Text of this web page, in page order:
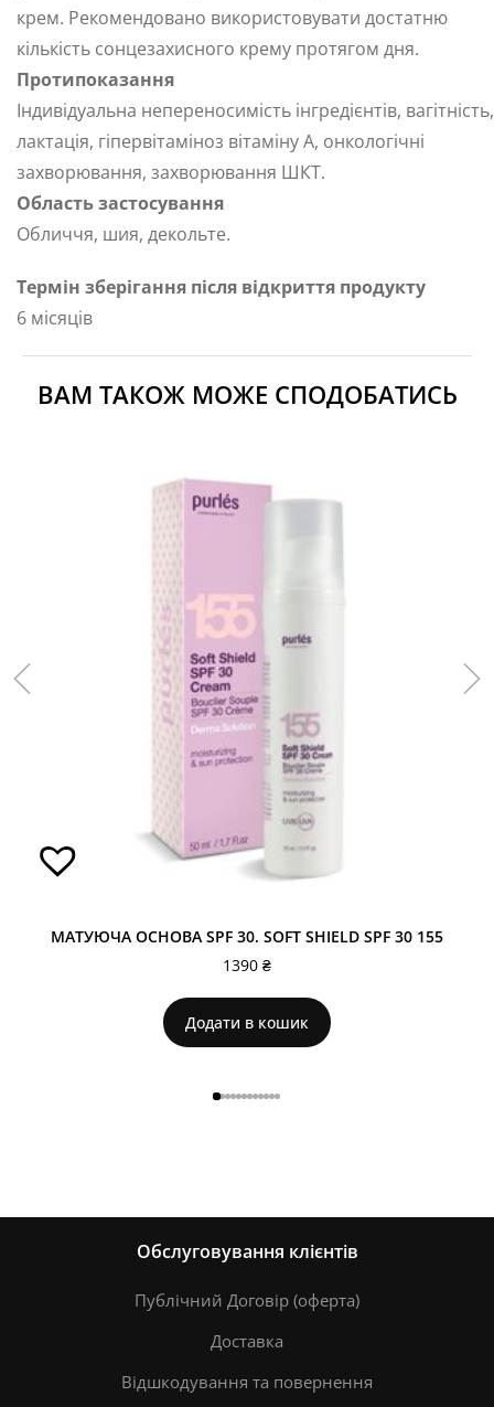
крем. Рекомендовано використовувати достатню
кількість сонцезахисного крему протягом дня.
Протипоказання
Індивідуальна непереносимість інгредієнтів, вагітність,
лактація, гіпервітаміноз вітаміну А, онкологічні
захворювання, захворювання ШКТ.
Область застосування
Обличчя, шия, декольте.
Термін зберігання після відкриття продукту
6 місяців
ВАМ ТАКОЖ МОЖЕ СПОДОБАТИСЬ
МАТУЮЧА ОСНОВА SPF 30. SOFT SHIELD SPF 30 155
1390 ₴
Додати в кошик
Обслуговування клієнтів
Публічний Договір (оферта)
Доставка
Відшкодування та повернення